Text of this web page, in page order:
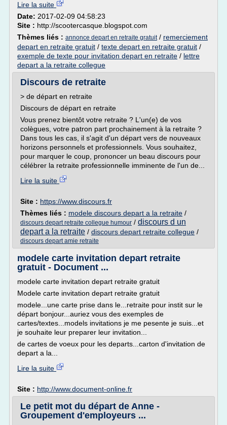
Lire la suite
Date: 2017-02-09 04:58:23
Site : http://scootercasque.blogspot.com
Thèmes liés : annonce depart en retraite gratuit/ remerciement
depart en retraite gratuit / texte depart en retraite gratuit /
exemple de texte pour invitation depart en retraite / lettre
depart a la retraite collegue
Discours de retraite
> de départ en retraite
Discours de départ en retraite
Vous prenez bientôt votre retraite ? L'un(e) de vos
colègues, votre patron part prochainement à la retraite ?
Dans tous les cas, il s'agit d'un départ vers de nouveaux
horizons personnels et professionnels. Vous souhaitez,
pour marquer le coup, prononcer un beau discours pour
célébrer la retraite professionnelle imminente de l'un de...
Lire la suite
Site : https://www.discours.fr
Thèmes liés : modele discours depart a la retraite /
discours depart retraite collegue humour / discours d un
depart a la retraite / discours depart retraite collegue /
discours depart amie retraite
modele carte invitation depart retraite
gratuit - Document ...
modele carte invitation depart retraite gratuit
Modele carte invitation depart retraite gratuit
modele...une carte prise dans le...retraite pour instit sur le
départ bonjour...auriez vous des exemples de
cartes/textes...models invitations je me pesente je suis...et
je souhaite leur preparer leur invitation...
de cartes de voeux pour les departs...carton d'invitation de
depart a la...
Lire la suite
Site : http://www.document-online.fr
Le petit mot du départ de Anne -
Groupement d'employeurs ...